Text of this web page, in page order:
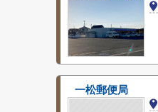
一松郵便局